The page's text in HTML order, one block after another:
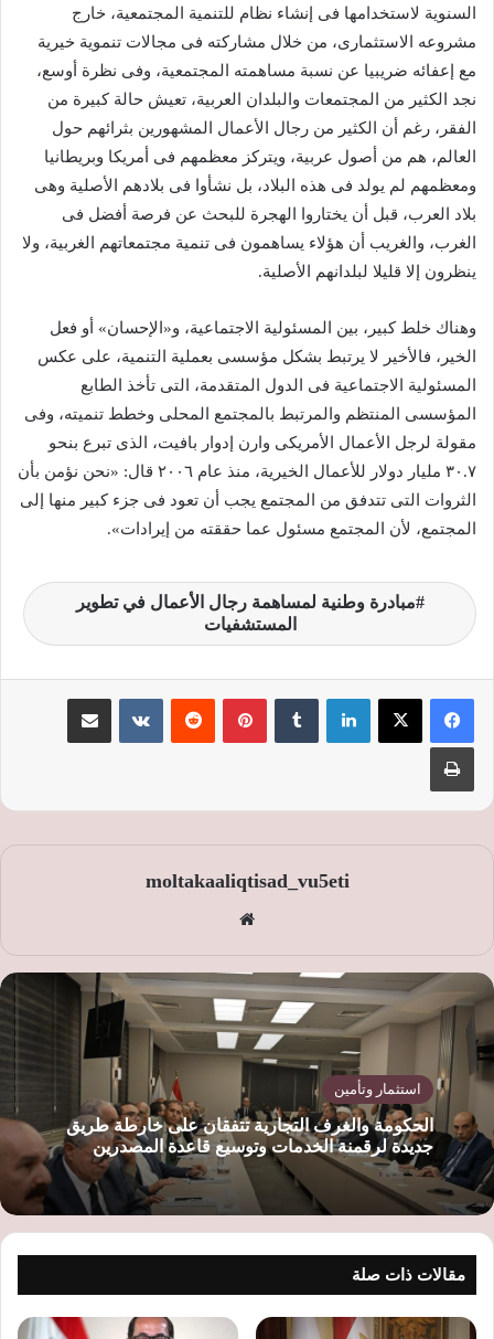
السنوية لاستخدامها فى إنشاء نظام للتنمية المجتمعية، خارج
مشروعه الاستثمارى، من خلال مشاركته فى مجالات تنموية خيرية
مع إعفائه ضريبيا عن نسبة مساهمته المجتمعية، وفى نظرة أوسع،
نجد الكثير من المجتمعات والبلدان العربية، تعيش حالة كبيرة من
الفقر، رغم أن الكثير من رجال الأعمال المشهورين بثرائهم حول
العالم، هم من أصول عربية، ويتركز معظمهم فى أمريكا وبريطانيا
ومعظمهم لم يولد فى هذه البلاد، بل نشأوا فى بلادهم الأصلية وهى
بلاد العرب، قبل أن يختاروا الهجرة للبحث عن فرصة أفضل فى
الغرب، والغريب أن هؤلاء يساهمون فى تنمية مجتمعاتهم الغربية، ولا
ينظرون إلا قليلا لبلدانهم الأصلية.
وهناك خلط كبير، بين المسئولية الاجتماعية، و«الإحسان» أو فعل
الخير، فالأخير لا يرتبط بشكل مؤسسى بعملية التنمية، على عكس
المسئولية الاجتماعية فى الدول المتقدمة، التى تأخذ الطابع
المؤسسى المنتظم والمرتبط بالمجتمع المحلى وخطط تنميته، وفى
مقولة لرجل الأعمال الأمريكى وارن إدوار بافيت، الذى تبرع بنحو
٣٠.٧ مليار دولار للأعمال الخيرية، منذ عام ٢٠٠٦ قال: «نحن نؤمن بأن
الثروات التى تتدفق من المجتمع يجب أن تعود فى جزء كبير منها إلى
المجتمع، لأن المجتمع مسئول عما حققته من إيرادات».
مبادرة وطنية لمساهمة رجال الأعمال في تطوير
المستشفيات
لينكدإن بينتيريست
moltakaaliqtisad_vu5eti
الوي
ب
استثمار وتأمين
الحكومة والغرف التجارية تتفقان على خارطة طريق
جديدة لرقمنة الخدمات وتوسيع قاعدة المصدرين
مقالات ذات صلة